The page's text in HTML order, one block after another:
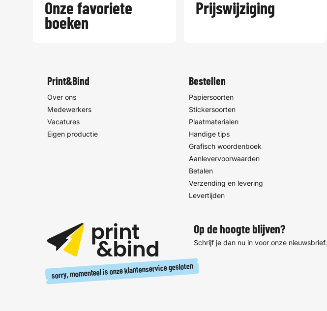
Onze favoriete
boeken
Prijswijziging
Print&Bind
Over ons
Medewerkers
Vacatures
Eigen productie
Bestellen
Papiersoorten
Stickersoorten
Plaatmaterialen
Handige tips
Grafisch woordenboek
Aanlevervoorwaarden
Betalen
Verzending en levering
Levertijden
sorry, momenteel is onze klantenservice gesloten
Op de hoogte blijven?
Schrijf je dan nu in voor onze nieuwsbrief.